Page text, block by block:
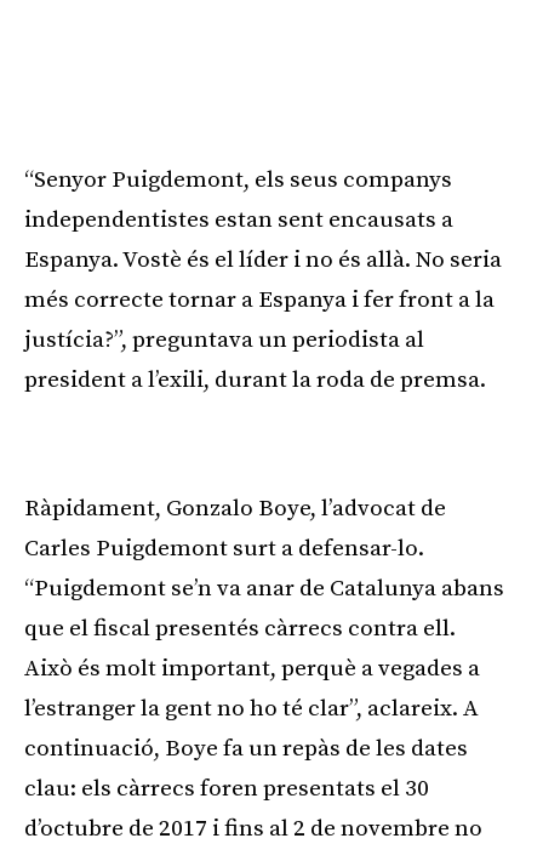
“Senyor Puigdemont, els seus companys
independentistes estan sent encausats a
Espanya. Vostè és el líder i no és allà. No seria
més correcte tornar a Espanya i fer front a la
justícia?”, preguntava un periodista al
president a l’exili, durant la roda de premsa.
Ràpidament, Gonzalo Boye, l’advocat de
Carles Puigdemont surt a defensar-lo.
“Puigdemont se’n va anar de Catalunya abans
que el fiscal presentés càrrecs contra ell.
Això és molt important, perquè a vegades a
l’estranger la gent no ho té clar”, aclareix. A
continuació, Boye fa un repàs de les dates
clau: els càrrecs foren presentats el 30
d’octubre de 2017 i fins al 2 de novembre no